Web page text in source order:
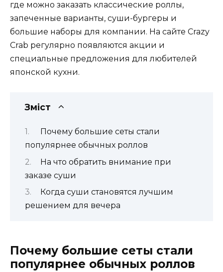
где можно заказать классические роллы,
запеченные варианты, суши-бургеры и
большие наборы для компании. На сайте Crazy
Crab регулярно появляются акции и
специальные предложения для любителей
японской кухни.
Зміст
Почему большие сеты стали
популярнее обычных роллов
На что обратить внимание при
заказе суши
Когда суши становятся лучшим
решением для вечера
Почему большие сеты стали
популярнее обычных роллов